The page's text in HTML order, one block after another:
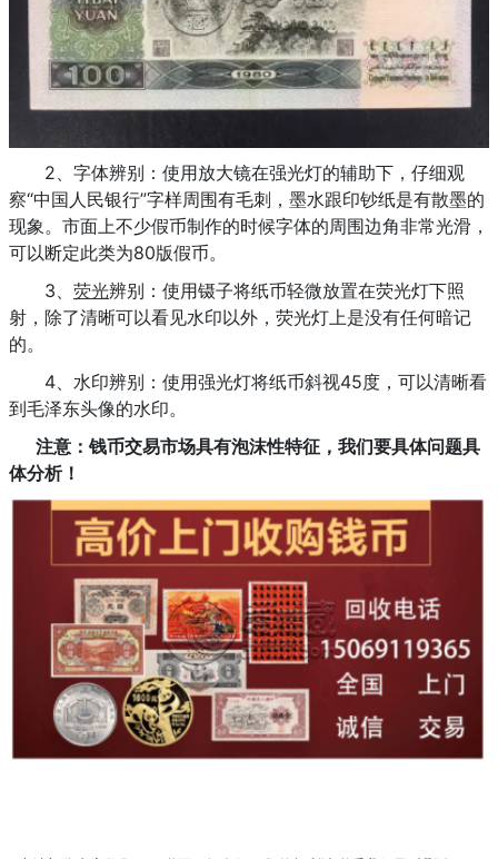
2、字体辨别：使用放大镜在强光灯的辅助下，仔细观
察“中国人民银行”字样周围有毛刺，墨水跟印钞纸是有散墨的
现象。市面上不少假币制作的时候字体的周围边角非常光滑，
可以断定此类为80版假币。
3、 荧光辨别：使用镊子将纸币轻微放置在荧光灯下照
射，除了清晰可以看见水印以外，荧光灯上是没有任何暗记
的。
4、水印辨别：使用强光灯将纸币斜视45度，可以清晰看
到毛泽东头像的水印。
注意：钱币交易市场具有泡沫性特征，我们要具体问题具
体分析！